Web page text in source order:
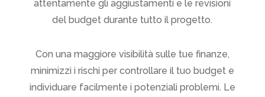
attentamente gli aggiustamenti e le revisioni
del budget durante tutto il progetto.
Con una maggiore visibilità sulle tue finanze,
minimizzi i rischi per controllare il tuo budget e
individuare facilmente i potenziali problemi. Le